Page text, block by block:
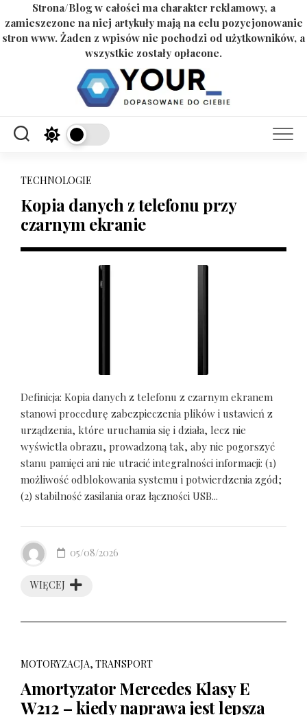
Strona/Blog w całości ma charakter reklamowy, a
zamieszczone na niej artykuły mają na celu pozycjonowanie
stron www. Żaden z wpisów nie pochodzi od użytkowników, a
wszystkie zostały opłacone.
TECHNOLOGIE
Kopia danych z telefonu przy
czarnym ekranie
Definicja: Kopia danych z telefonu z czarnym ekranem
stanowi procedurę zabezpieczenia plików i ustawień z
urządzenia, które uruchamia się i działa, lecz nie
wyświetla obrazu, prowadzoną tak, aby nie pogorszyć
stanu pamięci ani nie utracić integralności informacji: (1)
możliwość odblokowania systemu i potwierdzenia zgód;
(2) stabilność zasilania oraz łączności USB...
WIĘCEJ
05/08/2026
MOTORYZACJA, TRANSPORT
Amortyzator Mercedes Klasy E
W212 – kiedy naprawa jest lepsza